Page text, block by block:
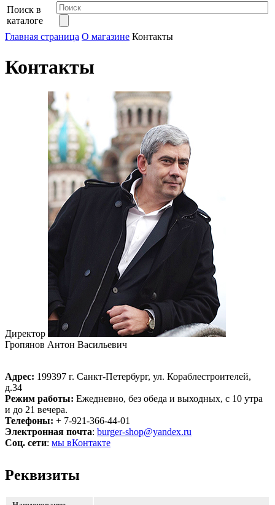
Поиск в
каталоге
Главная страница О магазине Контакты
Контакты
Директор
Гропянов Антон Васильевич
Адрес: 199397 г. Санкт-Петербург, ул. Кораблестроителей,
д.34
Режим работы: Ежедневно, без обеда и выходных, с 10 утра
и до 21 вечера.
Телефоны: + 7-921-366-44-01
Электронная почта: burger-shop@yandex.ru
Соц. сети: мы вКонтакте
Реквизиты